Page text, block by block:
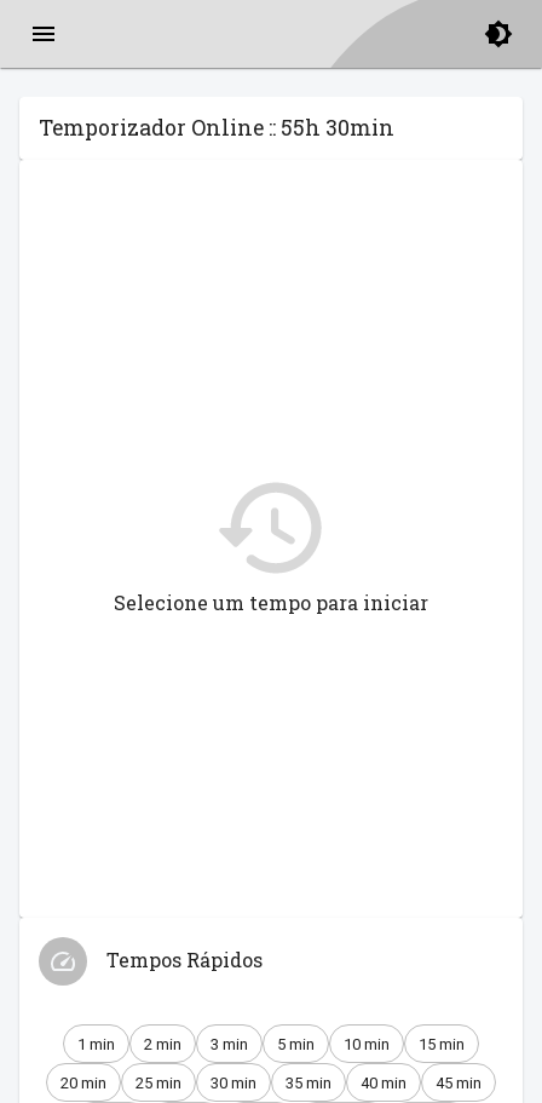
Temporizador Online :: 55h 30min
Selecione um tempo para iniciar
Tempos Rápidos
1 min 2 min 3 min 5 min 10 min 15 min
20 min 25 min 30 min 35 min 40 min 45 min